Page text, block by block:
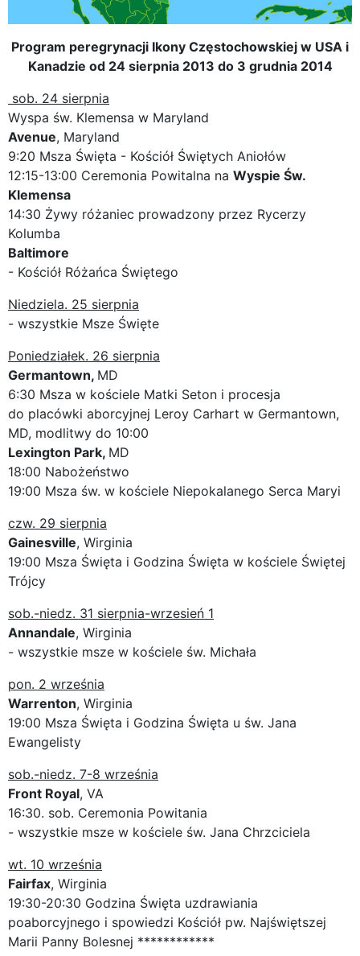
Program peregrynacji Ikony Częstochowskiej w USA i
Kanadzie od 24 sierpnia 2013 do 3 grudnia 2014
sob. 24 sierpnia
Wyspa św. Klemensa w Maryland
Avenue, Maryland
9:20 Msza Święta - Kościół Świętych Aniołów
12:15-13:00 Ceremonia Powitalna na Wyspie Św.
Klemensa
14:30 Żywy różaniec prowadzony przez Rycerzy
Kolumba
Baltimore
- Kościół Różańca Świętego
Niedziela. 25 sierpnia
- wszystkie Msze Święte
Poniedziałek. 26 sierpnia
Germantown, MD
6:30 Msza w kościele Matki Seton i procesja
do placówki aborcyjnej Leroy Carhart w Germantown,
MD, modlitwy do 10:00
Lexington Park, MD
18:00 Nabożeństwo
19:00 Msza św. w kościele Niepokalanego Serca Maryi
czw. 29 sierpnia
Gainesville, Wirginia
19:00 Msza Święta i Godzina Święta w kościele Świętej
Trójcy
sob.-niedz. 31 sierpnia-wrzesień 1
Annandale, Wirginia
- wszystkie msze w kościele św. Michała
pon. 2 września
Warrenton, Wirginia
19:00 Msza Święta i Godzina Święta u św. Jana
Ewangelisty
sob.-niedz. 7-8 września
Front Royal, VA
16:30. sob. Ceremonia Powitania
- wszystkie msze w kościele św. Jana Chrzciciela
wt. 10 września
Fairfax, Wirginia
19:30-20:30 Godzina Święta uzdrawiania
poaborcyjnego i spowiedzi Kościół pw. Najświętszej
Marii Panny Bolesnej ************